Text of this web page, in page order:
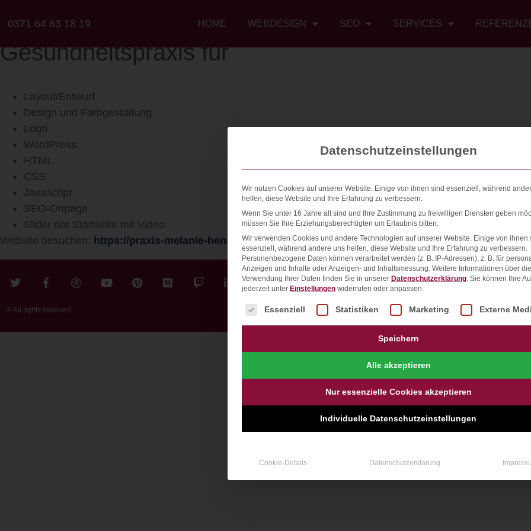
0371 64 63 18 19 HOME WEBDESIGN SEO SERVICES
Gesundheitspraxis für
Layout/Entwurf
Design und Farbgestaltung
Logo
WordPress
HTML
CSS
Javascript
SEO-Onpage
Slider der Startseite mit Video
Website besuchen: https://praxis-melanie-hengst.de
© All rights reserved
Datenschutzeinstellungen
Wir nutzen Cookies auf unserer Website. Einige von ihnen sind essenziell, während
helfen, diese Website und Ihre Erfahrung zu verbessern.
Wenn Sie unter 16 Jahre alt sind und Ihre Zustimmung zu freiwilligen Diensten geben
müssen Sie Ihre Erziehungsberechtigten um Erlaubnis bitten.
Wir verwenden Cookies und andere Technologien auf unserer Website. Einige von ihnen
essenziell, während andere uns helfen, diese Website und Ihre Erfahrung zu verbessern.
Personenbezogene Daten können verarbeitet werden (z. B. IP-Adressen), z. B. für
Anzeigen und Inhalte oder Anzeigen- und Inhaltsmessung. Weitere Informationen über die
Verwendung Ihrer Daten finden Sie in unserer Datenschutzerklärung Sie können Ihre
jederzeit unter Einstellungen widerrufen oder anpassen.
Es folgt eine Liste der Service-Gruppen, für die eine
Essenziell Statistiken Marketing Externe
Speichern
Alle akzeptieren
Nur essenzielle Cookies akzeptieren
Individuelle Datenschutzeinstellungen
Cookie-Details Datenschutzerklärung